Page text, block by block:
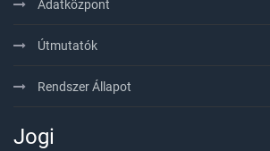
Adatközpont
Útmutatók
Rendszer Állapot
Jogi